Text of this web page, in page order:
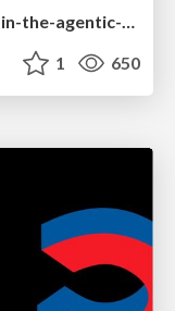
Agent 時代の Kaggle 展望 / kaggle-in-the-agentic-era
1 650